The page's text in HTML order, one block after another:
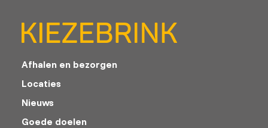
Afhalen en bezorgen
Locaties
Nieuws
Goede doelen